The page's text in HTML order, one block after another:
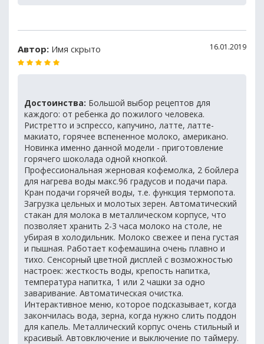
Автор: Имя скрыто 16.01.2019
Достоинства: Большой выбор рецептов для
каждого: от ребенка до пожилого человека.
Ристретто и эспрессо, капучино, латте, латте-
макиато, горячее вспененное молоко, американо.
Новинка именно данной модели - приготовление
горячего шоколада одной кнопкой.
Профессиональная жерновая кофемолка, 2 бойлера
для нагрева воды макс.96 градусов и подачи пара.
Кран подачи горячей воды, т.е. функция термопота.
Загрузка цельных и молотых зерен. Автоматический
стакан для молока в металлическом корпусе, что
позволяет хранить 2-3 часа молоко на столе, не
убирая в холодильник. Молоко свежее и пена густая
и пышная. Работает кофемашина очень плавно и
тихо. Сенсорный цветной дисплей с возможностью
настроек: жесткость воды, крепость напитка,
температура напитка, 1 или 2 чашки за одно
заваривание. Автоматическая очистка.
Интерактивное меню, которое подсказывает, когда
закончилась вода, зерна, когда нужно слить поддон
для капель. Металлический корпус очень стильный и
красивый. Автовключение и выключение по таймеру.